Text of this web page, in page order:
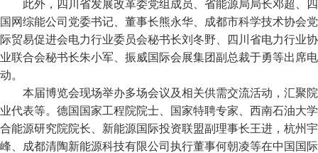
此外，四川省发展改革委党组成员、省能源局局长邓超、
国网综能公司党委书记、董事长熊永华、成都市科学技术协会
际贸易促进会电力行业委员会秘书长刘冬野、四川省电力行业
业联合会秘书长朱小军、振威国际会展集团副总裁于勇等出席
动。
本届博览会现场举办多场会议及相关供需交流活动，汇聚
业代表等。德国国家工程院院士、国家特聘专家、西南石油大
合能源研究院院长、新能源国际投资联盟副理事长王进，杭州
峰、成都清陶新能源科技有限公司执行董事何朝凌等在中国国